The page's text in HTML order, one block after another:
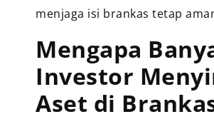
menjaga isi brankas tetap
Mengapa
Investor
Aset di